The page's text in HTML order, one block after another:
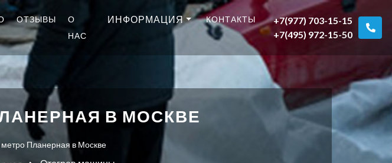
ОТЗЫВЫ
О
НАС
ИНФОРМАЦИЯ КОНТАКТЫ
+7(977) 703-15-15
+7(495) 972-15-50
В МОСКВЕ
Планерная в Москве